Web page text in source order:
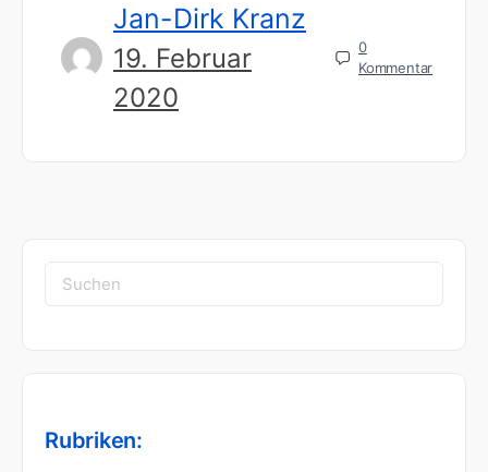
Jan-Dirk Kranz
19. Februar
2020
0
Kommentar
Suchen
nach:
Rubriken: